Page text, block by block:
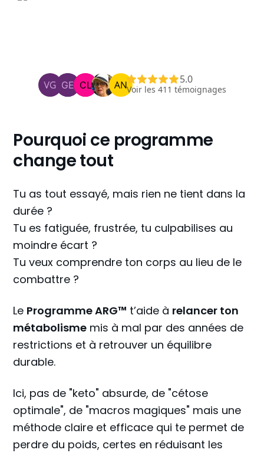
5.0
Voir les 411 témoignages
Pourquoi ce programme
change tout
Tu as tout essayé, mais rien ne tient dans la
durée ?
Tu es fatiguée, frustrée, tu culpabilises au
moindre écart ?
Tu veux comprendre ton corps au lieu de le
combattre ?
Le Programme ARG™ t’aide à relancer ton
métabolisme mis à mal par des années de
restrictions et à retrouver un équilibre
durable.
Ici, pas de "keto" absurde, de "cétose
optimale", de "macros magiques" mais une
méthode claire et efficace qui te permet de
perdre du poids, certes en réduisant les